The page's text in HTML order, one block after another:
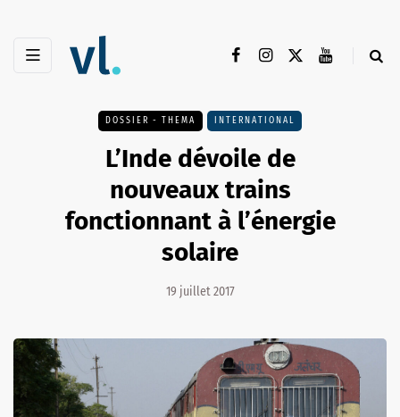
DOSSIER - THEMA INTERNATIONAL
L’Inde dévoile de
nouveaux trains
fonctionnant à l’énergie
solaire
19 juillet 2017